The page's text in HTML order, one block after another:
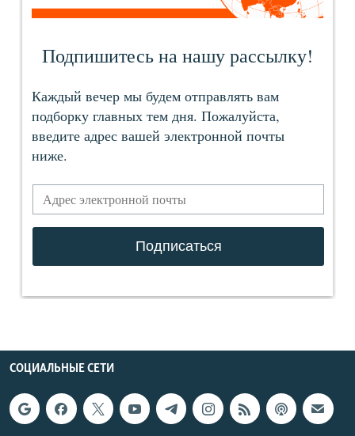
СОЦИАЛЬНЫЕ СЕТИ